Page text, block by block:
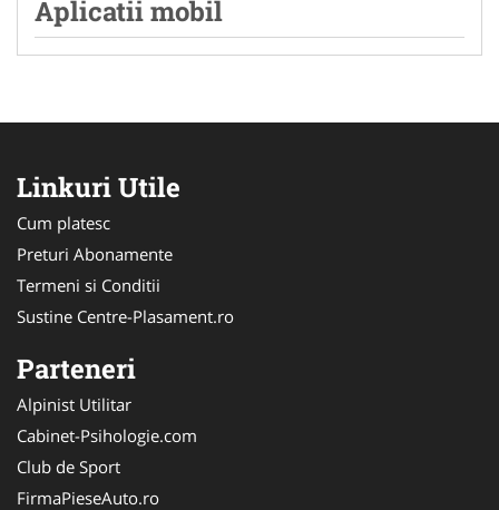
Aplicatii mobil
Linkuri Utile
Cum platesc
Preturi Abonamente
Termeni si Conditii
Sustine Centre-Plasament.ro
Parteneri
Alpinist Utilitar
Cabinet-Psihologie.com
Club de Sport
FirmaPieseAuto.ro